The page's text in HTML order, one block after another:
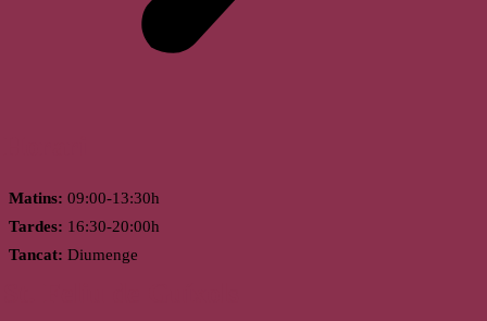
Matins: 09:00-13:30h
Tardes: 16:30-20:00h
Tancat: Diumenge